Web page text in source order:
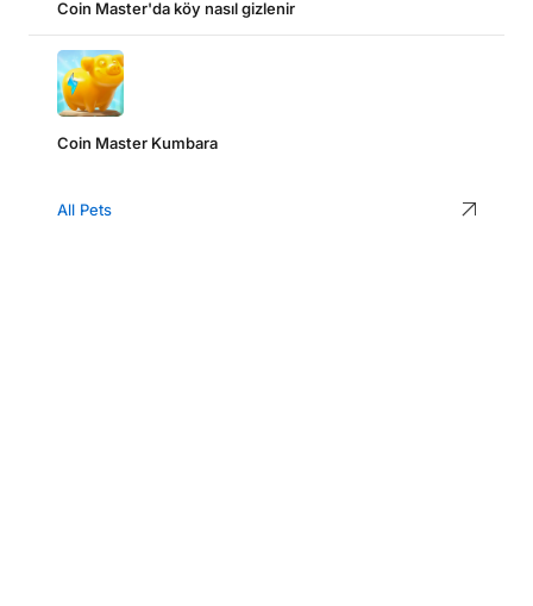
Coin Master'da köy nasıl gizlenir
Coin Master Kumbara
All Pets